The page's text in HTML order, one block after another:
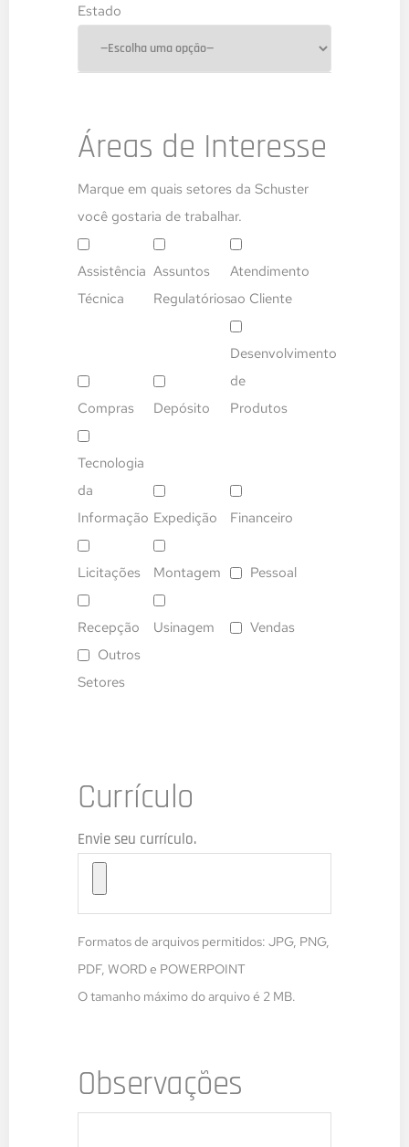
Estado
Áreas de Interesse
Marque em quais setores da Schuster
você gostaria de trabalhar.
Assistência
Técnica
Assuntos
Regulatórios
Atendimento
ao Cliente
Compras Depósito
Desenvolvimento
de
Produtos
Tecnologia
da
Informação Expedição Financeiro
Licitações Montagem Pessoal
Recepção Usinagem
Vendas
Outros
Setores
Currículo
Envie seu currículo.
Formatos de arquivos permitidos: JPG, PNG,
PDF, WORD e POWERPOINT
O tamanho máximo do arquivo é 2 MB.
Observações